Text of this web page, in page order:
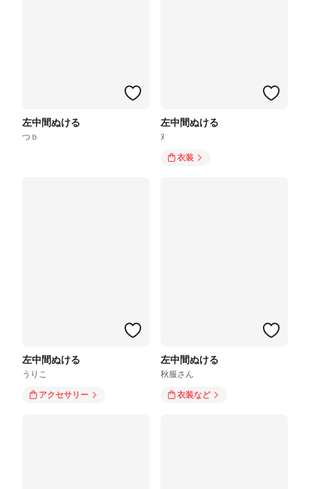
左中間ぬける
つｂ
左中間ぬける
ﾇ
衣装
左中間ぬける
うりこ
アクセサリー
左中間ぬける
秋服さん
衣装など